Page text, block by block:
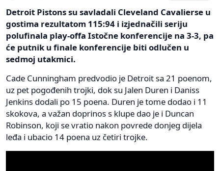
Detroit Pistons su savladali Cleveland Cavalierse u
gostima rezultatom 115:94 i izjednačili seriju
polufinala play-offa Istočne konferencije na 3-3, pa
će putnik u finale konferencije biti odlučen u
sedmoj utakmici.
Cade Cunningham predvodio je Detroit sa 21 poenom,
uz pet pogođenih trojki, dok su Jalen Duren i Daniss
Jenkins dodali po 15 poena. Duren je tome dodao i 11
skokova, a važan doprinos s klupe dao je i Duncan
Robinson, koji se vratio nakon povrede donjeg dijela
leđa i ubacio 14 poena uz četiri trojke.